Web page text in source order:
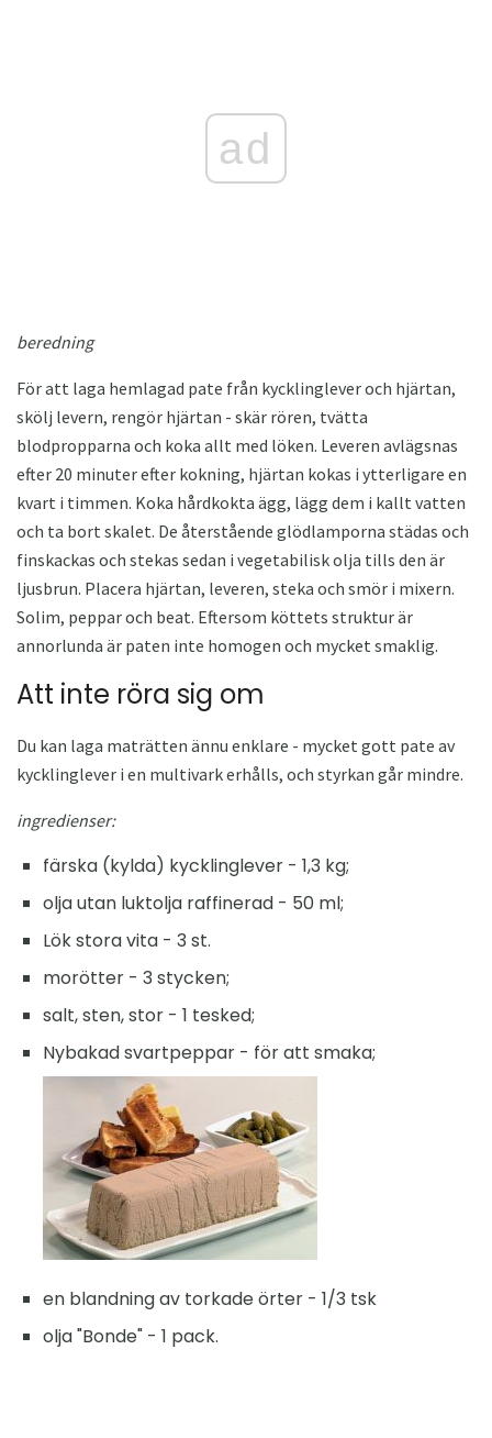
ad
beredning
För att laga hemlagad pate från kycklinglever och hjärtan,
skölj levern, rengör hjärtan - skär rören, tvätta
blodpropparna och koka allt med löken. Leveren avlägsnas
efter 20 minuter efter kokning, hjärtan kokas i ytterligare en
kvart i timmen. Koka hårdkokta ägg, lägg dem i kallt vatten
och ta bort skalet. De återstående glödlamporna städas och
finskackas och stekas sedan i vegetabilisk olja tills den är
ljusbrun. Placera hjärtan, leveren, steka och smör i mixern.
Solim, peppar och beat. Eftersom köttets struktur är
annorlunda är paten inte homogen och mycket smaklig.
Att inte röra sig om
Du kan laga maträtten ännu enklare - mycket gott pate av
kycklinglever i en multivark erhålls, och styrkan går mindre.
ingredienser:
färska (kylda) kycklinglever - 1,3 kg;
olja utan luktolja raffinerad - 50 ml;
Lök stora vita - 3 st.
morötter - 3 stycken;
salt, sten, stor - 1 tesked;
Nybakad svartpeppar - för att smaka;
en blandning av torkade örter - 1/3 tsk
olja "Bonde" - 1 pack.